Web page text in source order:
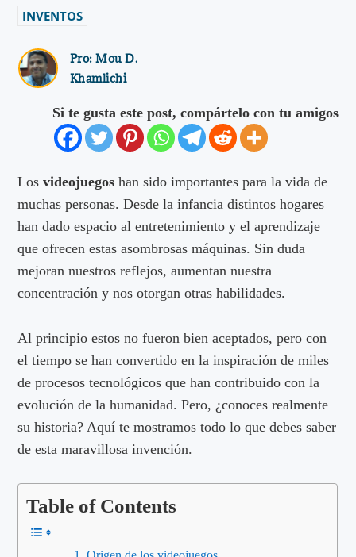
INVENTOS
Pro:Mou D.
Khamlichi
Si te gusta este post, compártelo con tu amigos
Losvideojuegos han sido importantes para la vida de
muchas personas. Desde la infancia distintos hogares
han dado espacio al entretenimiento y el aprendizaje
que ofrecen estas asombrosas máquinas. Sin duda
mejoran nuestros reflejos, aumentan nuestra
concentración y nos otorgan otras habilidades.
Al principio estos no fueron bien aceptados, pero con
el tiempo se han convertido en la inspiración de miles
de procesos tecnológicos que han contribuido con la
evolución de la humanidad. Pero, ¿conoces realmente
su historia? Aquí te mostramos todo lo que debes saber
de esta maravillosa invención.
Table of Contents